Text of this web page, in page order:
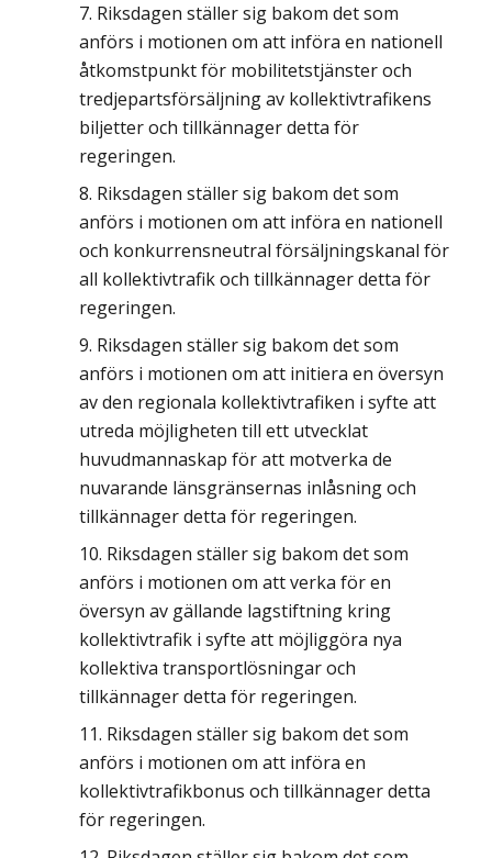
Riksdagen ställer sig bakom det som
anförs i motionen om att införa en nationell
åtkomstpunkt för mobilitetstjänster och
tredjepartsförsäljning av kollektivtrafikens
biljetter och tillkännager detta för
regeringen.
Riksdagen ställer sig bakom det som
anförs i motionen om att införa en nationell
och konkurrensneutral försäljningskanal för
all kollektivtrafik och tillkännager detta för
regeringen.
Riksdagen ställer sig bakom det som
anförs i motionen om att initiera en översyn
av den regionala kollektivtrafiken i syfte att
utreda möjligheten till ett utvecklat
huvudmannaskap för att motverka de
nuvarande länsgränsernas inlåsning och
tillkännager detta för regeringen.
Riksdagen ställer sig bakom det som
anförs i motionen om att verka för en
översyn av gällande lagstiftning kring
kollektivtrafik i syfte att möjliggöra nya
kollektiva transportlösningar och
tillkännager detta för regeringen.
Riksdagen ställer sig bakom det som
anförs i motionen om att införa en
kollektivtrafikbonus och tillkännager detta
för regeringen.